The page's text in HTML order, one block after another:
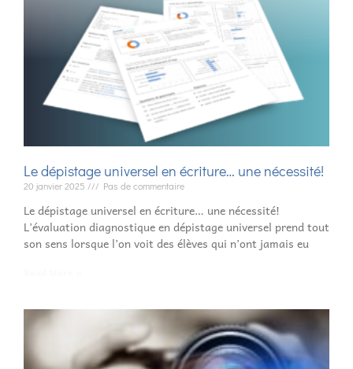
Le dépistage universel en écriture… une nécessité!
20 janvier 2025 Pas de commentaire
Le dépistage universel en écriture… une nécessité!
L’évaluation diagnostique en dépistage universel prend tout
son sens lorsque l’on voit des élèves qui n’ont jamais eu